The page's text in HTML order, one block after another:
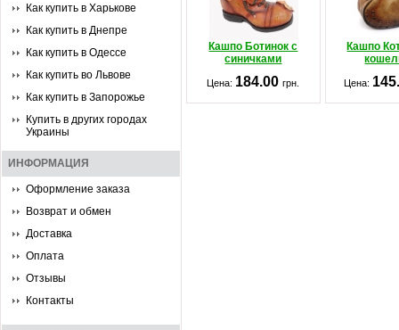
Как купить в Харькове
Как купить в Днепре
Как купить в Одессе
Как купить во Львове
Как купить в Запорожье
Купить в других городах
Украины
ИНФОРМАЦИЯ
Оформление заказа
Возврат и обмен
Доставка
Оплата
Отзывы
Контакты
Кашпо Ботинок с
синичками
Кашпо
Цена: 184.00грн. Цена: